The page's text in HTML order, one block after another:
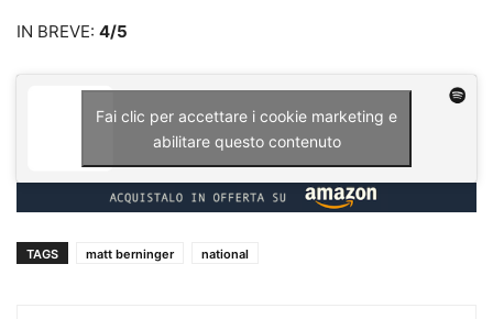
IN BREVE: 4/5
Fai clic per accettare i cookie marketing e
abilitare questo contenuto
TAGS matt berninger national